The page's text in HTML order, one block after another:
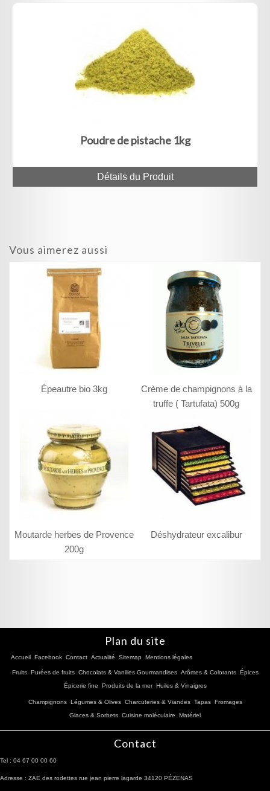
Poudre de pistache 1kg
Détails du Produit
Vous aimerez aussi
Épeautre bio 3kg
Crème de champignons à la
truffe ( Tartufata) 500g
Moutarde herbes de Provence
200g
Déshydrateur excalibur
Plan du site
Accueil Facebook Contact Actualité Sitemap Mentions légales
Fruits Purées de fruits Chocolats & Vanilles Gourmandises Arômes & Colorants Épices
Épicerie fine
Produits de la mer Huiles & Vinaigres
Champignons Légumes & Olives Charcuteries & Viandes Tapas Fromages
Glaces & Sorbets Cuisine moléculaire Matériel
Contact
Tel : 04 67 00 00 60
Adresse : ZAE des rodettes rue jean pierre lagarde 34120 PÉZENAS